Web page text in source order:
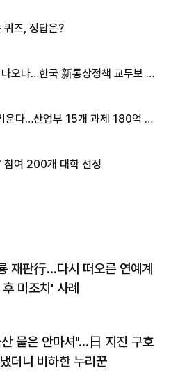
퀴즈, 정답은?
오나…한국 新통상정책 교두보 활
운다…산업부 15개 과제 180억 지
참여 200개 대학 선정
재판行…다시 떠오른 연예계
미조치' 사례
물은 안마셔"…日 지진 구호
더니 비하한 누리꾼